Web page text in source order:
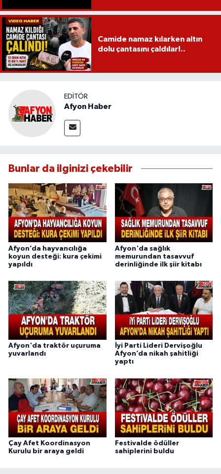
Camide namaz kılarken altın
dolu çantasını çaldılar!..
EDITÖR
Afyon Haber
Bunlar da ilginizi çekebilir
Afyon’da hayvancılığa
koyun desteği: kura çekimi
yapıldı
Afyon'da sağlık
memurundan tasavvuf
derinliğinde ilk şiir kitabı
Afyon'da traktör uçuruma
yuvarlandı
İyi Parti Lideri Dervişoğlu
Afyon’da nikah şahitliği
yaptı
Çay Afet Koordinasyon
Kurulu bir araya geldi
Festivalde ödüller
sahiplerini buldu